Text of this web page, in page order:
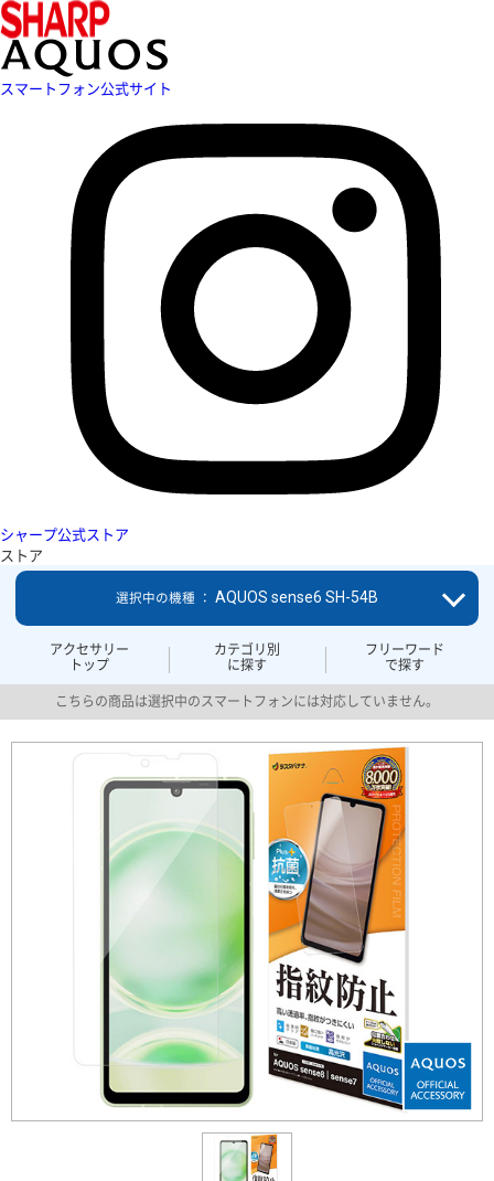
スマートフォン公式サイト
シャープ公式ストア
ストア
アクセサリー
トップ
カテゴリ別
に探す
フリーワード
で探す
選択中の機種 ： AQUOS sense6 SH-54B
こちらの商品は選択中のスマートフォンには対応していません。